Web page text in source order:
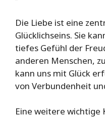
Die Liebe ist eine
Glücklichseins. Sie
tiefes Gefühl der
anderen Menschen,
kann uns mit Glück
von Verbundenheit
Eine weitere wichtige